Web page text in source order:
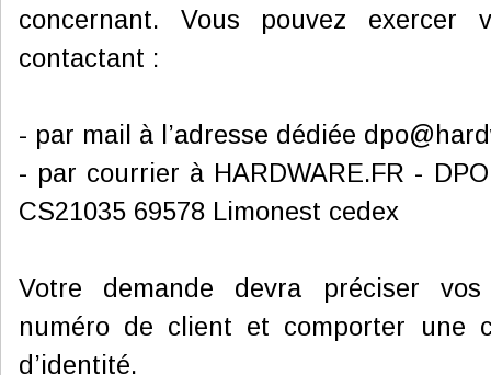
concernant. Vous pouvez
contactant :
- par mail à l’adresse dédiée
- par courrier à HARDWARE.FR -
CS21035 69578 Limonest cedex
Votre demande devra préciser vos
numéro de client et comporter une
d’identité.